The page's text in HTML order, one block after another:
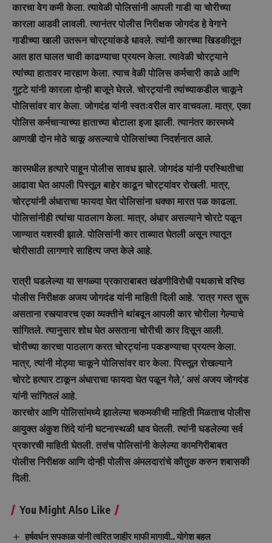
कारचा वेग कमी केला. त्यावेळी पोलिसांनी आपली गाडी या चोरीच्या
कारला आडवी लावली. त्यानंतर पोलीस निरीक्षक जोगदंड हे वेगाने
गाडीच्या खाली उतरून चोरट्यांकडे धावले. त्यांनी कारच्या खिडकीतून
आत हात घालत चावी काढण्याचा प्रयत्न केला. त्यावेळी चोरट्याने
त्यांच्या हातावर मारहाण केला. त्याच वेळी पोलिस कर्मचारी काळे आणि
गुट्टे यांनी कारला दोन्ही बाजूने घेरले. चोरट्यांनी त्यांच्याकडील चाकूने
पोलिसांवर वार केला. जोगदंड यांनी स्वतःवरील वार वाचवला. मात्र, एका
पोलिस कर्मचाऱ्याच्या हाताच्या बोटाला इजा झाली. त्यानंतर कारमध्ये
आणखी दोन मोठे चाकू असल्याचे पोलिसांच्या निदर्शनात आले.
कारमधील हत्यारे पाहून पोलीस सावध झाले. जोगदंड यांनी परस्थितीचा
आढावा घेत आपली पिस्तूल बाहेर काढून चोरट्यांवर रोखली. मात्र,
चोरट्यांनी अंधाराचा फायदा घेत पोलिसांना धक्का मारत पळ काढला.
पोलिसांनीही त्यांचा पाठलाग केला. मात्र, अंधार असल्याने चोरटे पळून
जाण्यात यशस्वी झाले. पोलिसांनी कार ताब्यात घेतली असून त्यातून
चोरीसाठी लागणारे साहित्य जप्त केले आहे.
रात्री घडलेल्या या सगळ्या प्रकाराबाबत खंडणीविरोधी पथकाचे वरिष्ठ
पोलीस निरीक्षक अजय जोगदंड यांनी माहिती दिली आहे. ‘रात्र गस्त सुरू
असताना रस्त्यावरच एका व्यक्तीने थांबवून आपली कार चोरीला गेल्याचे
सांगितले. त्यानुसार शोध घेत असताना चोरीची कार दिसून आली.
चोरीच्या कारचा पाठलाग करत चोरट्यांना पकडण्याचा प्रयत्न केला.
मात्र, त्यांनी मोठ्या चाकूने पोलिसांवर वार केला. पिस्तूल रोखल्याने
चोरटे हत्यार टाकून अंधाराचा फायदा घेत पळून गेले,’ असं अजय जोगदंड
यांनी सांगितलं आहे.
कारचोर आणि पोलिसांमध्ये झालेल्या चकमकीची माहिती मिळताच पोलीस
आयुक्त अंकुश शिंदे यांनी घटनास्थळी धाव घेतली. त्यांनी घडलेल्या सर्व
प्रकारची माहिती घेतली. तसंच पोलिसांनी केलेल्या कामगिरीबाबत
पोलीस निरीक्षक आणि दोन्ही पोलीस अंमलदारांचे कौतुक करुन शबासकी
दिली.
You Might Also Like
हर्षवर्धन सपकाळ यांनी त्वरित जाहीर माफी मागावी.. योगेश बहल